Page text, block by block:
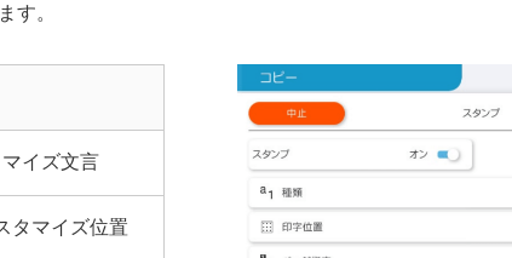
す。
イズ文言
タマイズ位置